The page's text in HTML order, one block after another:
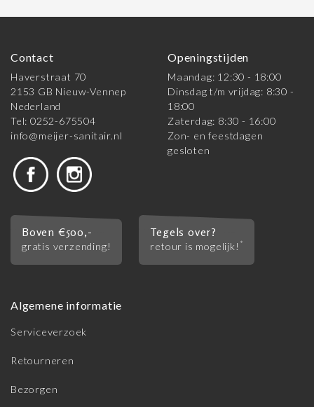
Contact
Haverstraat 70
2153 GB Nieuw-Vennep
Nederland
Tel: 0252-675504
info@meijer-sanitair.nl
Openingstijden
Maandag: 12:30 - 18:00
Dinsdag t/m vrijdag: 8:30 -
18:00
Zaterdag: 8:30 - 16:00
Zon- en feestdagen
gesloten
Boven €500,-
gratis verzending!
Tegels over?
retour is mogelijk! *
Algemene informatie
Serviceverzoek
Retourneren
Bezorgen